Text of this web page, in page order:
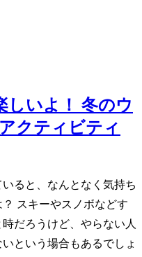
しいよ！ 冬のウ
クティビティ
ると、なんとなく気持ち
スキーやスノボなどす
だろうけど、やらない人
という場合もあるでしょ